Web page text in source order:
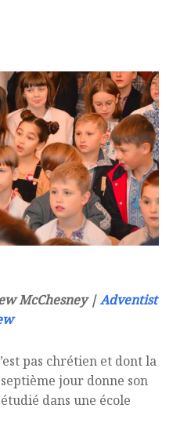
McChesney |Adventist
pas chrétien et dont la
jour donne son
dans une école